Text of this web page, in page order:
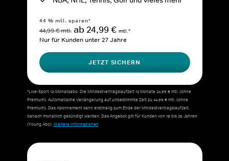
44 % mtl. sparen*
44,99 € mtl. ab 24,99 € mtl.*
Nur für Kunden unter 27 Jahre
JETZT SICHERN
*Live-Sport 12-Monatsabo: Die Mindestvertragslaufzeit 12 Monate 24,99 € mtl. (ohne
Premium). Automatische Verlängerung auf unbestimmte Zeit zu 44,99 € mtl. (ohne
Premium). Das Abonnement kann erstmalig zum Ende der Mindestvertragslaufzeit,
danach monatlich gekündigt werden. Das Angebot gilt für Kunden von 18 bis 26 Jahren
(Young Abo).Weitere Informationen